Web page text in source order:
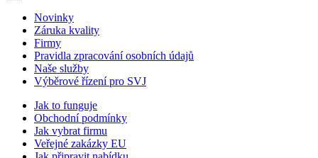
Novinky
Záruka kvality
Firmy
Pravidla zpracování osobních údajů
Naše služby
Výběrové řízení pro SVJ
Jak to funguje
Obchodní podmínky
Jak vybrat firmu
Veřejné zakázky EU